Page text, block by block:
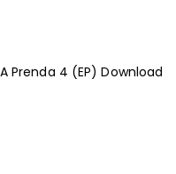
Prenda 4 (EP) Download